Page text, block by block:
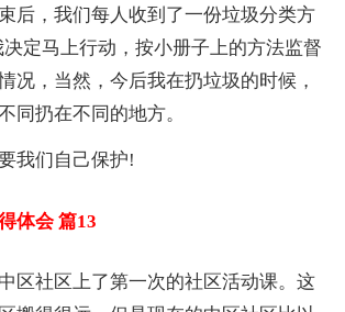
，我们每人收到了一份垃圾分类方
定马上行动，按小册子上的方法监督
况，当然，今后我在扔垃圾的时候，
同扔在不同的地方。
们自己保护!
会 篇13
社区上了第一次的社区活动课。这